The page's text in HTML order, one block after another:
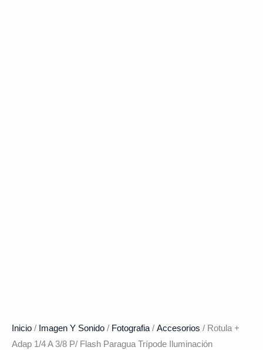
Inicio / Imagen Y Sonido / Fotografia/ Accesorios / Rotula +
Adap 1/4 A 3/8 P/ Flash Paragua Trípode Iluminación